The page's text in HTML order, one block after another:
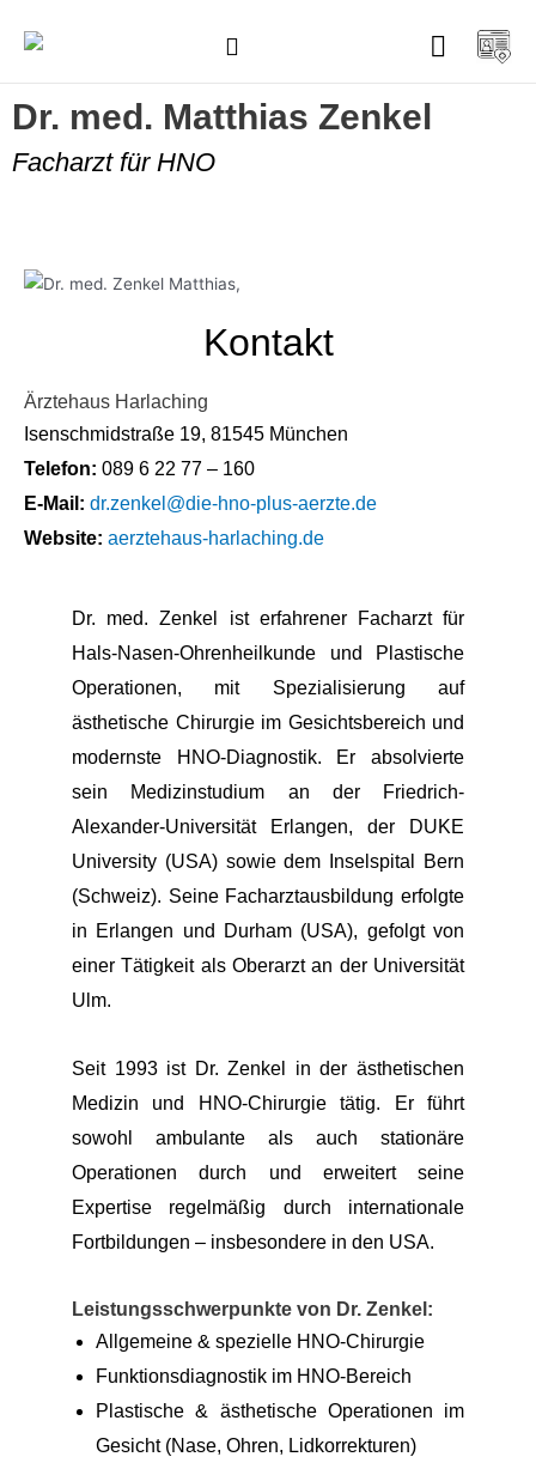
Dr. med. Matthias Zenkel
Facharzt für HNO
Kontakt
Ärztehaus Harlaching
Isenschmidstraße 19, 81545 München
Telefon: 089 6 22 77 – 160
E-Mail: dr.zenkel@die-hno-plus-aerzte.de
Website: aerztehaus-harlaching.de
Dr. med. Zenkel ist erfahrener Facharzt für
Hals-Nasen-Ohrenheilkunde und Plastische
Operationen, mit Spezialisierung auf
ästhetische Chirurgie im Gesichtsbereich und
modernste HNO-Diagnostik. Er absolvierte
sein Medizinstudium an der Friedrich-
Alexander-Universität Erlangen, der DUKE
University (USA) sowie dem Inselspital Bern
(Schweiz). Seine Facharztausbildung erfolgte
in Erlangen und Durham (USA), gefolgt von
einer Tätigkeit als Oberarzt an der Universität
Ulm.
Seit 1993 ist Dr. Zenkel in der ästhetischen
Medizin und HNO-Chirurgie tätig. Er führt
sowohl ambulante als auch stationäre
Operationen durch und erweitert seine
Expertise regelmäßig durch internationale
Fortbildungen – insbesondere in den USA.
Leistungsschwerpunkte von Dr. Zenkel:
Allgemeine & spezielle HNO-Chirurgie
Funktionsdiagnostik im HNO-Bereich
Plastische & ästhetische Operationen im
Gesicht (Nase, Ohren, Lidkorrekturen)